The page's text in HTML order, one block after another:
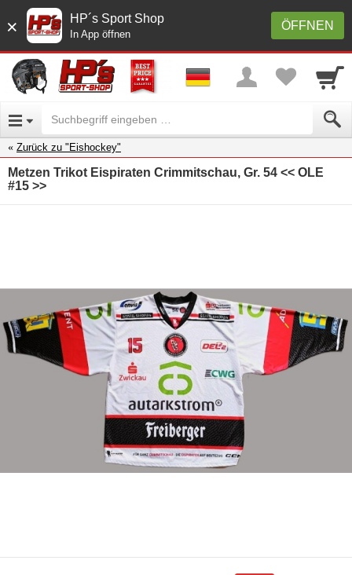
× ÖFFNEN
HP´s Sport Shop
In App öffnen
Zurück zu "Eishockey"
Metzen Trikot Eispiraten Crimmitschau, Gr. 54 << OLE
#15 >>